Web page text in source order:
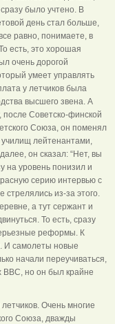
было учтено. В
день стал больше,
равно, понимаете, в
есть, это хорошая
очень дорогой
умеет управлять
у летчиков была
высшего звена. А
после Советско-финской
Союза, он поменял
училищ лейтенантами,
он сказал: “Нет, вы
на уровень понизил и
серию интервью с
стрелялись из-за этого.
а тут сержант и
То есть, сразу
реформы. К
И самолеты новые
начали переучиваться,
ВВС, но он был крайне
Очень многие
Союза, дважды